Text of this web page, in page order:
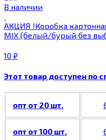
В наличии
АКЦИЯ !Коробка
MIX (белый/бурый без
10 ₽
Этот товар доступен по
опт от 20 шт.
опт от 100 шт.